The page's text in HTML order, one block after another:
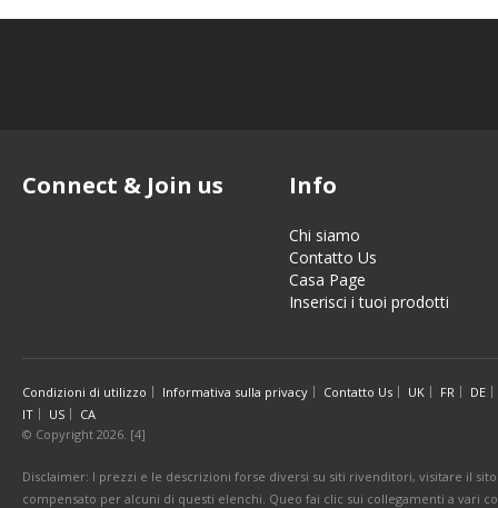
Connect & Join us Info
Chi siamo
Contatto Us
Casa Page
Inserisci i tuoi prodotti
Condizioni di utilizzo Informativa sulla privacy Contatto Us UK FR
DE
IT
US
CA
© Copyright 2026. [4]
Disclaimer: I prezzi e le descrizioni forse diversi su siti rivenditori, visitare il
compensato per alcuni di questi elenchi. Queo fai clic sui collegamenti a vari